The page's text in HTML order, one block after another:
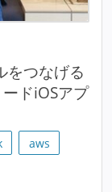
をつなげる
ドiOSアプ
aws